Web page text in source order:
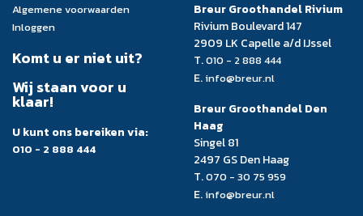
Algemene voorwaarden
Inloggen
Komt u er niet uit?
Wij staan voor u
klaar!
U kunt ons bereiken via:
010 - 2 888 444
Breur Groothandel Rivium
Rivium Boulevard 147
2909 LK Capelle a/d IJssel
T.010 - 2 888 444
E. info@breur.nl
Breur Groothandel Den
Haag
Singel 81
2497 GS Den Haag
T.070 - 30 75 959
E. info@breur.nl